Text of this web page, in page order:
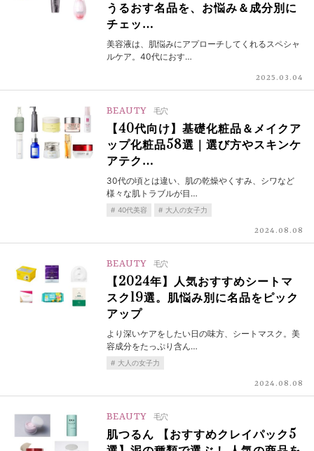
うるおす名品を、お悩み＆成分別に
チェッ…
美容液は、肌悩みにアプローチしてくれるスペシャ
ルケア。40代におす…
2025.03.04
BEAUTY 毛穴
【40代向け】基礎化粧品＆メイクア
ップ化粧品58選｜選び方やスキンケ
アテク…
30代の頃とは違い、肌の乾燥やくすみ、シワなど
様々な肌トラブルが目…
40代美容 大人の女子力
2024.08.08
BEAUTY 毛穴
【2024年】人気おすすめシートマ
スク19選。肌悩み別に名品をピック
アップ
より深いケアをしたい日の味方、シートマスク。美
容成分をたっぷり含ん…
大人の女子力
2024.08.08
BEAUTY 毛穴
肌つるん 【おすすめクレイパック5